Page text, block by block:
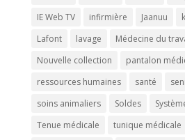
IE Web TV
infirmière Jaanuu
Lafont
lavage Médecine du
Nouvelle collection
pantalon
ressources humaines
santé
soins animaliers
Soldes
Tenue médicale
tunique médicale